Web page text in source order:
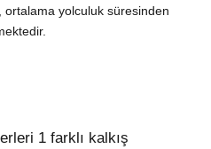
ortalama yolculuk süresinden